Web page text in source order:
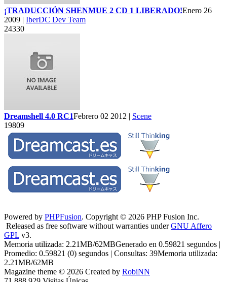
¡TRADUCCIÓN SHENMUE 2 CD 1 LIBERADO!Enero 26
2009 | IberDC Dev Team
24330
Dreamshell 4.0 RC1Febrero 02 2012 | Scene
19809
Powered by PHPFusion. Copyright © 2026 PHP Fusion Inc.
Released as free software without warranties underGNU Affero
GPL v3.
Memoria utilizada: 2.21MB/62MBGenerado en 0.59821 segundos |
Promedio: 0.59821 (0) segundos | Consultas: 39Memoria utilizada:
2.21MB/62MB
Magazine theme © 2026 Created by RobiNN